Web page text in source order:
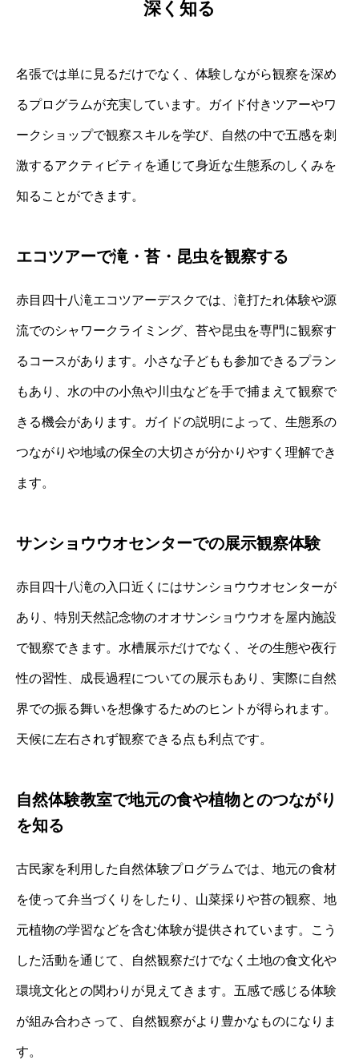
深く知る
名張では単に見るだけでなく、体験しながら観察を深め
るプログラムが充実しています。ガイド付きツアーやワ
ークショップで観察スキルを学び、自然の中で五感を刺
激するアクティビティを通じて身近な生態系のしくみを
知ることができます。
エコツアーで滝・苔・昆虫を観察する
赤目四十八滝エコツアーデスクでは、滝打たれ体験や源
流でのシャワークライミング、苔や昆虫を専門に観察す
るコースがあります。小さな子どもも参加できるプラン
もあり、水の中の小魚や川虫などを手で捕まえて観察で
きる機会があります。ガイドの説明によって、生態系の
つながりや地域の保全の大切さが分かりやすく理解でき
ます。
サンショウウオセンターでの展示観察体験
赤目四十八滝の入口近くにはサンショウウオセンターが
あり、特別天然記念物のオオサンショウウオを屋内施設
で観察できます。水槽展示だけでなく、その生態や夜行
性の習性、成長過程についての展示もあり、実際に自然
界での振る舞いを想像するためのヒントが得られます。
天候に左右されず観察できる点も利点です。
自然体験教室で地元の食や植物とのつながり
を知る
古民家を利用した自然体験プログラムでは、地元の食材
を使って弁当づくりをしたり、山菜採りや苔の観察、地
元植物の学習などを含む体験が提供されています。こう
した活動を通じて、自然観察だけでなく土地の食文化や
環境文化との関わりが見えてきます。五感で感じる体験
が組み合わさって、自然観察がより豊かなものになりま
す。